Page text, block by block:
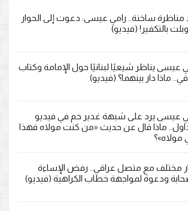
مناظرة ساخنة.. رامي عيسى: دعوت إلى الحوار
بالتكفير! (فيديو)
عيسى يناظر شيعيًا لبنانيًا حول الإمامة وكتاب
ماذا دار بينهما؟ (فيديو)
عيسى يرد على شبهة غدير خم في فيديو
ماذا قال عن حديث «من كنت مولاه فهذا
مولاه»؟
مختلف مع متصل عراقي.. رفض الإساءة
ودعوة لمواجهة خطاب الكراهية (فيديو)